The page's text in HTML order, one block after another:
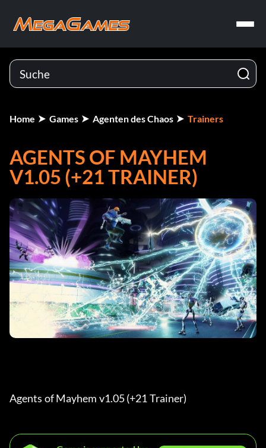
Home Games Agenten des Chaos Trainers
AGENTS OF MAYHEM
V1.05 (+21 TRAINER)
Agents of Mayhem v1.05 (+21 Trainer)